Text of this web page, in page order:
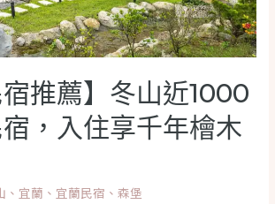
宿推薦】冬山近1000
，入住享千年檜木
、 宜蘭 、 宜蘭民宿 、森堡